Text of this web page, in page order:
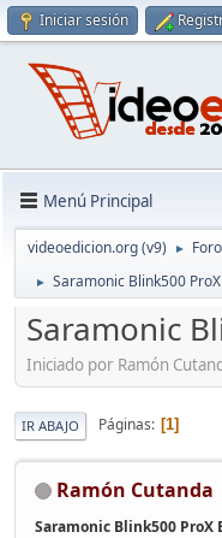
Iniciar sesión
Menú Principal
videoedicion.org (v9) ► Foro
► Saramonic Blink500
Saramonic
Iniciado por Ramón
IR ABAJO Páginas 1
Ramón Cutanda
Saramonic Blink500 ProX